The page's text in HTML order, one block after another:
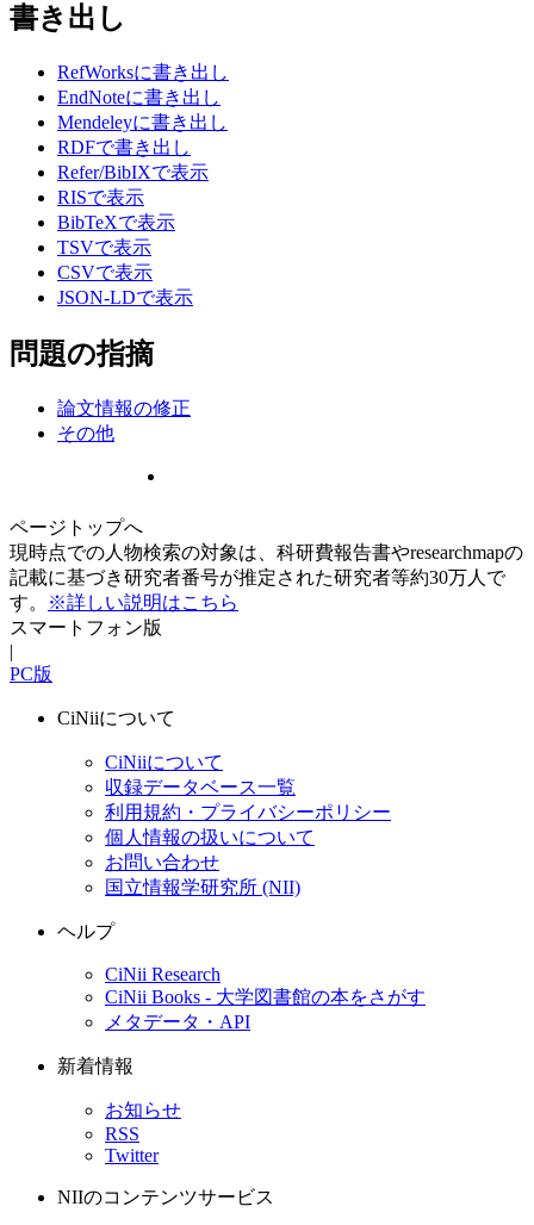
書き出し
RefWorksに書き出し
EndNoteに書き出し
Mendeleyに書き出し
RDFで書き出し
Refer/BibIXで表示
RISで表示
BibTeXで表示
TSVで表示
CSVで表示
JSON-LDで表示
問題の指摘
論文情報の修正
その他
ページトップへ
現時点での人物検索の対象は、科研費報告書やresearchmapの
記載に基づき研究者番号が推定された研究者等約30万人で
す。
※詳しい説明はこちら
スマートフォン版
|
PC版
CiNiiについて
CiNiiについて
収録データベース一覧
利用規約・プライバシーポリシー
個人情報の扱いについて
お問い合わせ
国立情報学研究所 (NII)
ヘルプ
CiNii Research
CiNii Books - 大学図書館の本をさがす
メタデータ・API
新着情報
お知らせ
RSS
Twitter
NIIのコンテンツサービス